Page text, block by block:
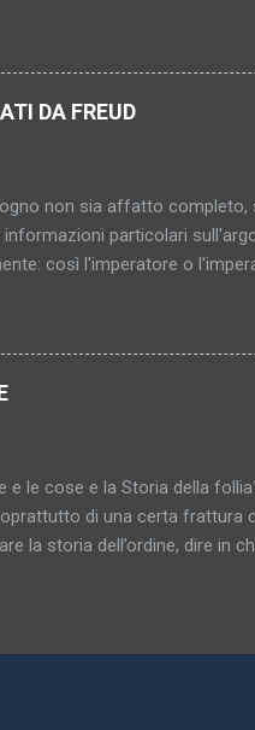
inafferrabile – diventa
ma già in quanto
attraverso nebbia e
neppure consolante,
DA FREUD
non sia affatto
particolari
così l'imperatore o
persone, parti del
da numerosi simboli
Armi appuntite,
mentre armadi,
l'elemento comune in
le cose e la Storia della
di una certa frattura
la storia dell’ordine, dire in
secondo schemi
che era già nel
di ricerca, che sarebbe